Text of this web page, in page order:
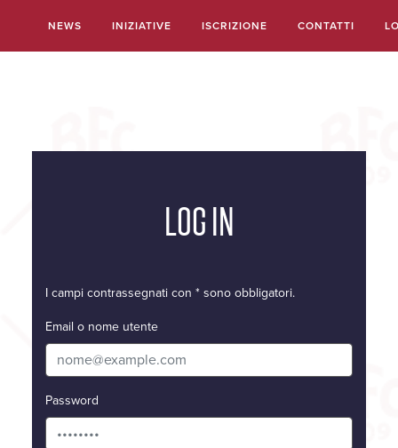
contenuto
NEWS INIZIATIVE ISCRIZIONE CONTATTI
LOG IN
I campi contrassegnati con * sono obbligatori.
Email o nome utente
Password